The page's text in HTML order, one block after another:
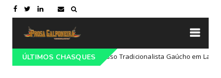
ÚLTIMOS CHASQUES
Programação do 68º Congresso Tradicionalista Gaúcho em Lajeado-RS